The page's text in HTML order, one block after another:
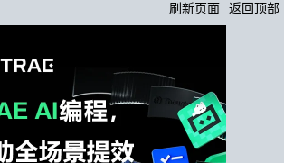
刷新页面 返回顶部